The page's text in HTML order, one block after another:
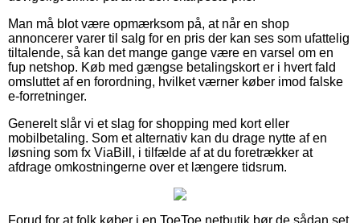
Man må blot være opmærksom på, at når en shop
annoncerer varer til salg for en pris der kan ses som ufattelig
tiltalende, så kan det mange gange være en varsel om en
fup netshop. Køb med gængse betalingskort er i hvert fald
omsluttet af en forordning, hvilket værner køber imod falske
e-forretninger.
Generelt slår vi et slag for shopping med kort eller
mobilbetaling. Som et alternativ kan du drage nytte af en
løsning som fx ViaBill, i tilfælde af at du foretrækker at
afdrage omkostningerne over et længere tidsrum.
Forud for at folk køber i en ToeToe netbutik bør de sådan set